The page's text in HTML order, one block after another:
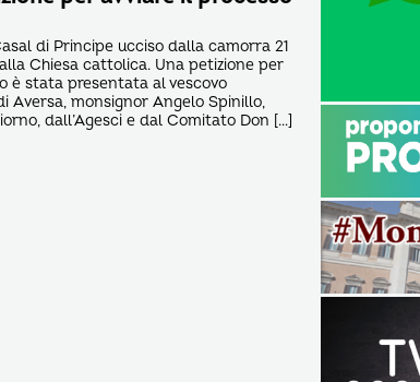
di Principe ucciso dalla camorra 21
Chiesa cattolica. Una petizione per
è stata presentata al vescovo
monsignor Angelo Spinillo,
dall’Agesci e dal Comitato Don […]